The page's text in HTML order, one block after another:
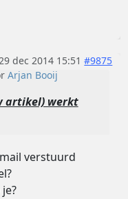
dec 2014 15:51 #9875
Arjan Booij
artikel) werkt
verstuurd